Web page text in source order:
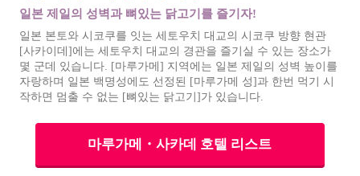
일본 제일의 성벽과 뼈있는 닭고기를 즐기자!
일본 본토와 시코쿠를 잇는 세토우치 대교의 시코쿠 방향 현관
[사카이데]에는 세토우치 대교의 경관을 즐기실 수 있는 장소가
몇 군데 있습니다. [마루가메] 지역에는 일본 제일의 성벽 높이를
자랑하며 일본 백명성에도 선정된 [마루가메 성]과 한번 먹기 시
작하면 멈출 수 없는 [뼈있는 닭고기]가 있습니다.
마루가메・사카데 호텔 리스트